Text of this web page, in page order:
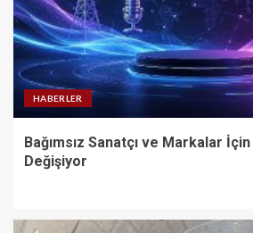
HABERLER
Bağımsız Sanatçı ve Markalar İçin
Değişiyor